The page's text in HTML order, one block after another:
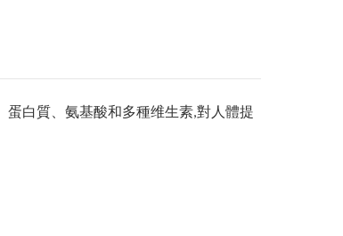
、蛋白質、氨基酸和多種维生素,對人體提